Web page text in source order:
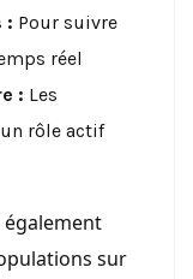
: Pour suivre
réel
: Les
rôle actif
également
sur